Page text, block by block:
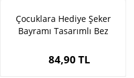
Çocuklara Hediye Şeker
Bayramı Tasarımlı Bez
84,90 TL